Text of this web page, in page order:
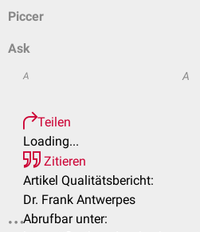
Piccer
Ask
A A
Teilen
Loading...
Zitieren
Artikel Qualitätsbericht:
Dr. Frank Antwerpes
Abrufbar unter: